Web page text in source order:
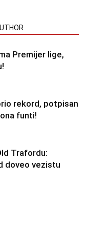
Premijer lige,
rekord, potpisan
funti!
Trafordu:
doveo vezistu